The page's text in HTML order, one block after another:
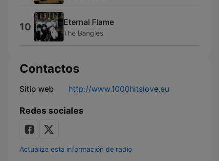
10 Eternal Flame
The Bangles
Contactos
Sitio web http://www.1000hitslove.eu
Redes sociales
Actualiza esta información de radio